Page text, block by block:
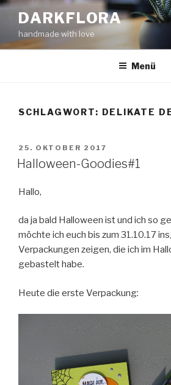
Zum
Inhalt
springen
DARKFLORA
handmade with love
Menü
SCHLAGWORT: DELIKATE
VERÖFFENTLICHT
AM
25. OKTOBER 2017
Halloween-Goodies#1
Hallo,
da ja bald Halloween ist und ich so
möchte ich euch bis zum 31.10.17
Verpackungen zeigen, die ich im
gebastelt habe.
Heute die erste Verpackung: